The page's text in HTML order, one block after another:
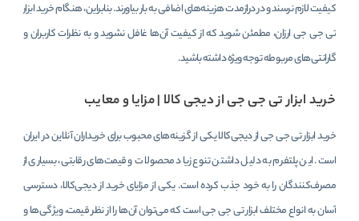
کیفیت لازم نرسند و در درازمدت هزینه‌های اضافی به بار بیاورند. بنابراین، هنگام خرید ابزار
تی جی جی ارزان، مطمئن شوید که از کیفیت آن‌ها غافل نشوید و به نظرات کاربران و
گارانتی‌های مربوطه توجه ویژه داشته باشید.
خرید ابزار تی جی جی از دیجی کالا | مزایا و معایب
خرید ابزار تی جی جی از دیجی‌کالا یکی از گزینه‌های محبوب برای خریداران آنلاین در ایران
است. این پلتفرم به دلیل داشتن تنوع زیاد محصولات و قیمت‌های رقابتی، بسیاری از
مصرف‌کنندگان را به خود جذب کرده است. یکی از مزایای خرید از دیجی‌کالا، دسترسی
آسان به انواع مختلف ابزار تی جی جی است که می‌توان آن‌ها را از نظر قیمت، ویژگی‌ها و